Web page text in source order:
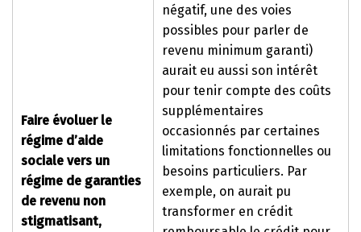
Faire évoluer le
régime d’aide
sociale vers un
régime de garanties
de revenu non
stigmatisant,
négatif, une des voies
possibles pour parler de
revenu minimum garanti)
aurait eu aussi son intérêt
pour tenir compte des coûts
supplémentaires
occasionnés par certaines
limitations fonctionnelles ou
besoins particuliers. Par
exemple, on aurait pu
transformer en crédit